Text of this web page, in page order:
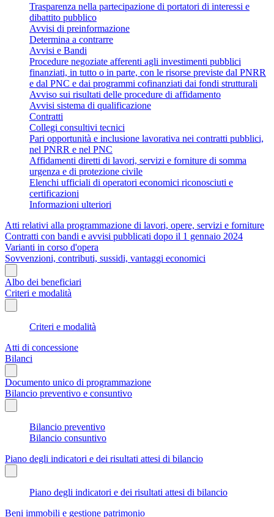
Trasparenza nella partecipazione di portatori di interessi e
dibattito pubblico
Avvisi di preinformazione
Determina a contrarre
Avvisi e Bandi
Procedure negoziate afferenti agli investimenti pubblici
finanziati, in tutto o in parte, con le risorse previste dal PNRR
e dal PNC e dai programmi cofinanziati dai fondi strutturali
Avviso sui risultati delle procedure di affidamento
Avvisi sistema di qualificazione
Contratti
Collegi consultivi tecnici
Pari opportunità e inclusione lavorativa nei contratti pubblici,
nel PNRR e nel PNC
Affidamenti diretti di lavori, servizi e forniture di somma
urgenza e di protezione civile
Elenchi ufficiali di operatori economici riconosciuti e
certificazioni
Informazioni ulteriori
Atti relativi alla programmazione di lavori, opere, servizi e forniture
Contratti con bandi e avvisi pubblicati dopo il 1 gennaio 2024
Varianti in corso d'opera
Sovvenzioni, contributi, sussidi, vantaggi economici
Albo dei beneficiari
Criteri e modalità
Criteri e modalità
Atti di concessione
Bilanci
Documento unico di programmazione
Bilancio preventivo e consuntivo
Bilancio preventivo
Bilancio consuntivo
Piano degli indicatori e dei risultati attesi di bilancio
Piano degli indicatori e dei risultati attesi di bilancio
Beni immobili e gestione patrimonio